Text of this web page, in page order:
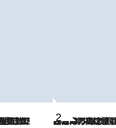
2026.8.7
「湘南乃風に憧れて」観客大盛上がりの“タオル回し”に、ラッパー顔負けの高速歌唱まで…さだまさし（74）のアグレッシブすぎる現在地